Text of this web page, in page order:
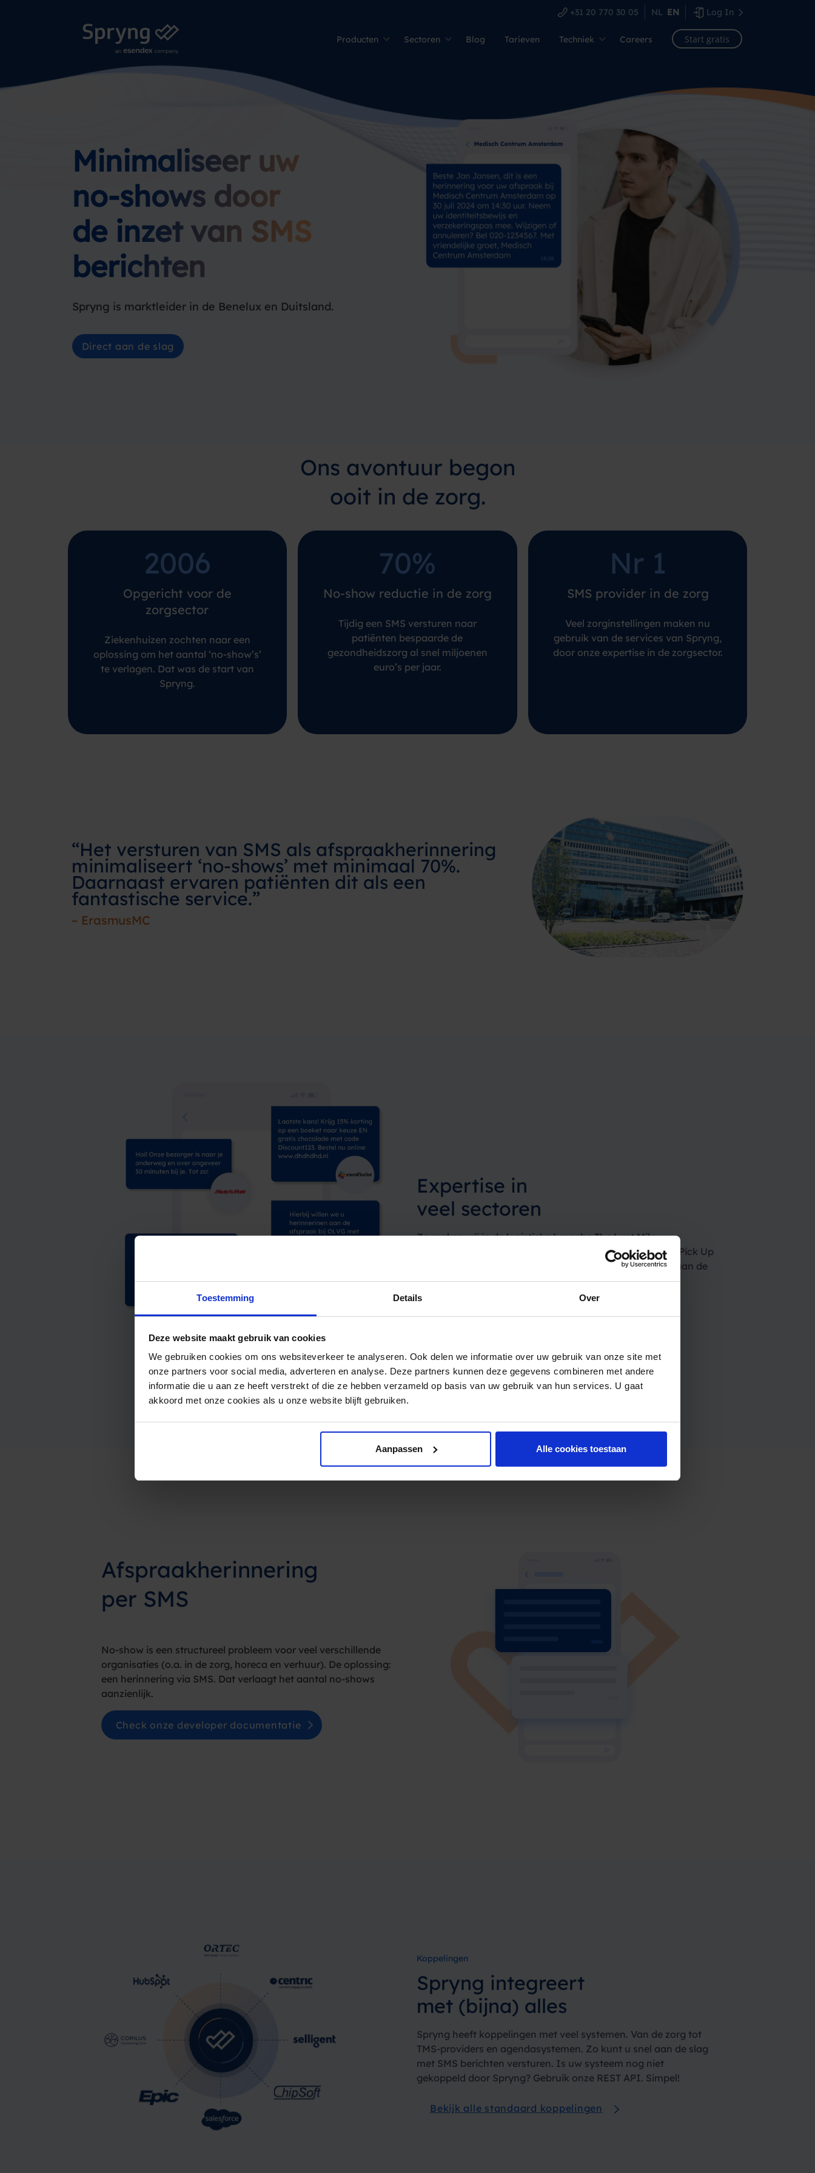
Toestemming Details Over
Deze website maakt gebruik van cookies
We gebruiken cookies om ons websiteverkeer te analyseren. Ook delen we informatie over uw gebruik van onze site met
onze partners voor social media, adverteren en analyse. Deze partners kunnen deze gegevens combineren met andere
informatie die u aan ze heeft verstrekt of die ze hebben verzameld op basis van uw gebruik van hun services. U gaat
akkoord met onze cookies als u onze website blijft gebruiken.
Aanpassen Alle cookies toestaan
+31 20 770 30 05 NL EN Log In
Producten Sectoren Blog Tarieven Techniek Careers Start gratis
Minimaliseer uw
no-shows door
de inzet van SMS
berichten
Spryng is marktleider in de Benelux en Duitsland.
Direct aan de slag
Ons avontuur begon
ooit in de zorg.
2006
Opgericht voor de
zorgsector
Ziekenhuizen zochten naar een
oplossing om het aantal ‘no-show’s’
te verlagen. Dat was de start van
Spryng.
70%
No-show reductie in de zorg
Tijdig een SMS versturen naar
patiënten bespaarde de
gezondheidszorg al snel miljoenen
euro’s per jaar.
Nr 1
SMS provider in de zorg
Veel zorginstellingen maken nu
gebruik van de services van Spryng,
door onze expertise in de zorgsector.
“Het versturen van SMS als afspraakherinnering
minimaliseert ‘no-shows’ met minimaal 70%.
Daarnaast ervaren patiënten dit als een
fantastische service.”
– ErasmusMC
Expertise in
veel sectoren
Zo maken wij in de logistieke branche The Last Mile
kostenefficiënter en klantvriendelijker, met SMS’jes over Pick Up
Points en eventuele vertragingen. Zo worden no-shows aan de
deur voorkomen tijdens pakketbezorging!
Afspraakherinnering
per SMS
No-show is een structureel probleem voor veel verschillende
organisaties (o.a. in de zorg, horeca en verhuur). De oplossing:
een herinnering via SMS. Dat verlaagt het aantal no-shows
aanzienlijk.
Check onze developer documentatie
Koppelingen
Spryng integreert
met (bijna) alles
Spryng heeft koppelingen met veel systemen. Van de zorg tot
TMS-providers en agendasystemen. Zo kunt u snel aan de slag
met SMS berichten versturen. Is uw systeem nog niet
gekoppeld door Spryng? Gebruik onze REST API. Simpel!
Bekijk alle standaard koppelingen